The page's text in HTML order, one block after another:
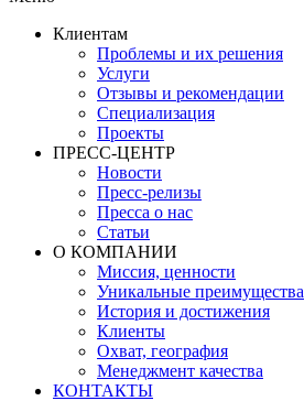
Клиентам
Проблемы и их решения
Услуги
Отзывы и рекомендации
Специализация
Проекты
ПРЕСС-ЦЕНТР
Новости
Пресс-релизы
Пресса о нас
Статьи
О КОМПАНИИ
Миссия, ценности
Уникальные преимущества
История и достижения
Клиенты
Охват, география
Менеджмент качества
КОНТАКТЫ